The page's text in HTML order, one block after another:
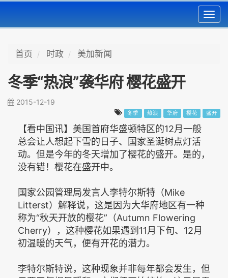
首页 时政 美加新闻
冬季“热浪”袭华府 樱花盛开
2015-12-19
冬季 热浪 华府 樱花 盛开
【看中国讯】美国首府华盛顿特区的12月一般
总会让人想起下雪的日子、国家圣诞树点灯活
动。但是今年的冬天增加了樱花的盛开。是的，
没有错！樱花在盛开中。
国家公园管理局发言人李特尔斯特（Mike
Litterst）解释说，这是因为大华府地区有一种
称为“秋天开放的樱花”（Autumn Flowering
Cherry），这种樱花如果遇到11月下旬、12月
初温暖的天气，便有开花的潜力。
李特尔斯特说，这种现象并非每年都会发生，但